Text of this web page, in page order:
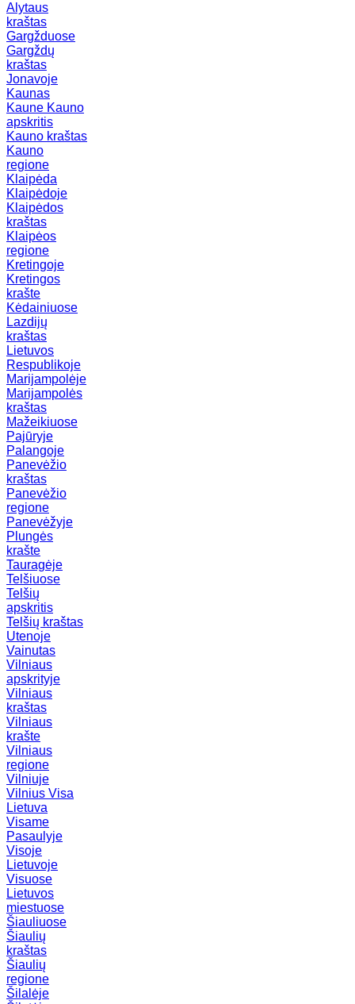
Alytaus
kraštas
Gargžduose
Gargždų
kraštas
Jonavoje
Kaunas
Kaune Kauno
apskritis
Kauno kraštas
Kauno
regione
Klaipėda
Klaipėdoje
Klaipėdos
kraštas
Klaipėos
regione
Kretingoje
Kretingos
krašte
Kėdainiuose
Lazdijų
kraštas
Lietuvos
Respublikoje
Marijampolėje
Marijampolės
kraštas
Mažeikiuose
Pajūryje
Palangoje
Panevėžio
kraštas
Panevėžio
regione
Panevėžyje
Plungės
krašte
Tauragėje
Telšiuose
Telšių
apskritis
Telšių kraštas
Utenoje
Vainutas
Vilniaus
apskrityje
Vilniaus
kraštas
Vilniaus
krašte
Vilniaus
regione
Vilniuje
Vilnius Visa
Lietuva
Visame
Pasaulyje
Visoje
Lietuvoje
Visuose
Lietuvos
miestuose
Šiauliuose
Šiaulių
kraštas
Šiaulių
regione
Šilalėje